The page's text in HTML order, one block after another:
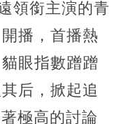
領銜主演的青
播，首播熱
眼指數蹭蹭
后，掀起追
極高的討論